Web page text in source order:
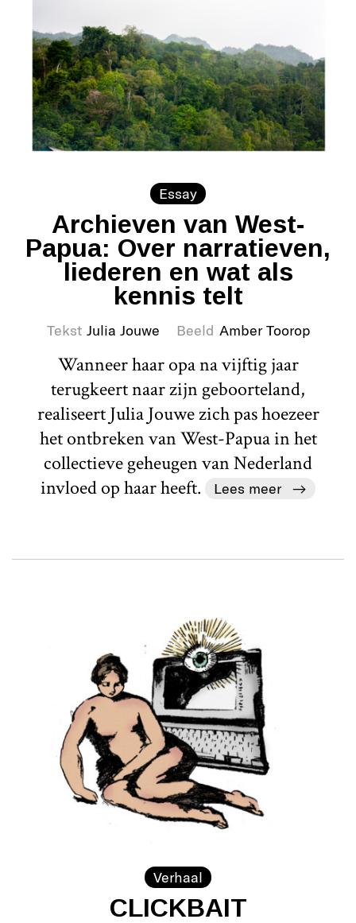
Essay
Archieven van West-
Papua: Over narratieven,
liederen en wat als
kennis telt
Tekst Julia Jouwe Beeld Amber Toorop
Wanneer haar opa na vijftig jaar
terugkeert naar zijn geboorteland,
realiseert Julia Jouwe zich pas hoezeer
het ontbreken van West-Papua in het
collectieve geheugen van Nederland
invloed op haar heeft.
Lees meer
Verhaal
CLICKBAIT